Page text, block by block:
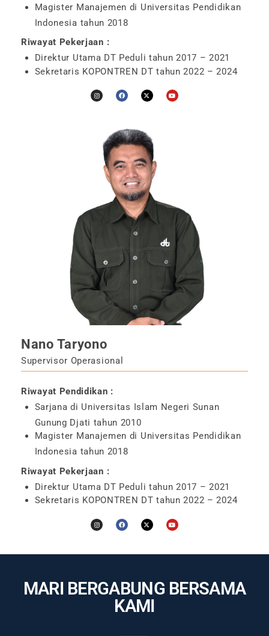
Magister Manajemen di Universitas Pendidikan
Indonesia tahun 2018
Riwayat Pekerjaan :
Direktur Utama DT Peduli tahun 2017 – 2021
Sekretaris KOPONTREN DT tahun 2022 – 2024
Nano Taryono
Supervisor Operasional
Riwayat Pendidikan :
Sarjana di Universitas Islam Negeri Sunan
Gunung Djati tahun 2010
Magister Manajemen di Universitas Pendidikan
Indonesia tahun 2018
Riwayat Pekerjaan :
Direktur Utama DT Peduli tahun 2017 – 2021
Sekretaris KOPONTREN DT tahun 2022 – 2024
MARI BERGABUNG BERSAMA
KAMI